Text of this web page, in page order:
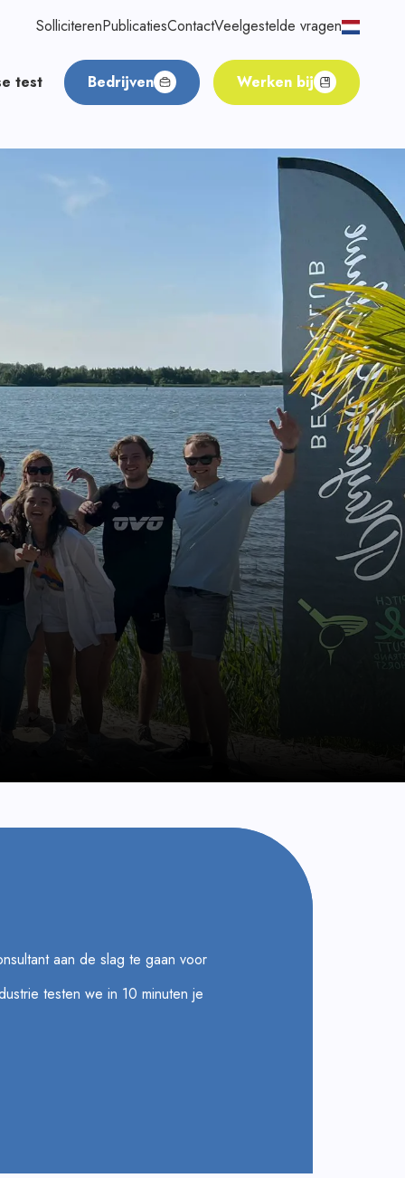
SolliciterenPublicatiesContactVeelgestelde vragen
test Bedrijven Werken bij
aan de slag te gaan voor
testen we in 10 minuten je